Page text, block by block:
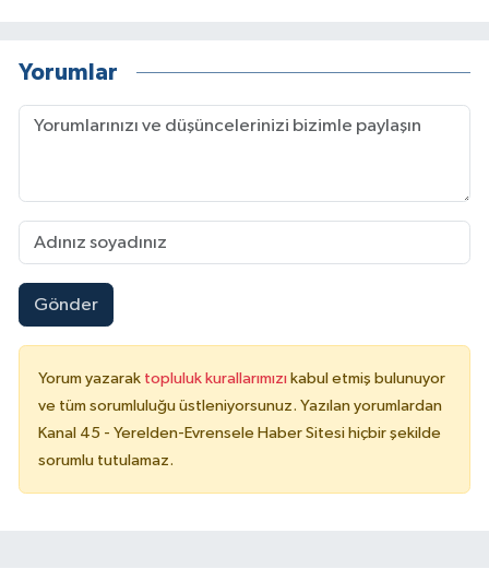
Yorumlar
Gönder
Yorum yazarak topluluk kurallarımızı kabul etmiş bulunuyor
ve tüm sorumluluğu üstleniyorsunuz. Yazılan yorumlardan
Kanal 45 - Yerelden-Evrensele Haber Sitesi hiçbir şekilde
sorumlu tutulamaz.